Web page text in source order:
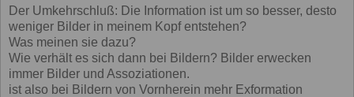
Der Umkehrschluß: Die Information ist um so besser, desto
weniger Bilder in meinem Kopf entstehen?
Was meinen sie dazu?
Wie verhält es sich dann bei Bildern? Bilder erwecken
immer Bilder und Assoziationen.
ist also bei Bildern von Vornherein mehr Exformation